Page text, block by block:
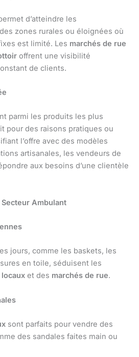
d’atteindre les
zones rurales ou éloignées où
est limité. Les marchés de rue
offrent une visibilité
de clients.
parmi les produits les plus
pour des raisons pratiques ou
l’offre avec des modèles
artisanales, les vendeurs de
aux besoins d’une clientèle
Ambulant
jours, comme les baskets, les
en toile, séduisent les
et des marchés de rue.
sont parfaits pour vendre des
des sandales faites main ou